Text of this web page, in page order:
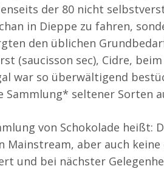
der 80 nicht
in Dieppe zu fahren,
den üblichen
(saucisson sec), Cidre,
war so überwältigend
seltener Sorten
von Schokolade heißt:
Mainstream, aber auch
und bei nächster